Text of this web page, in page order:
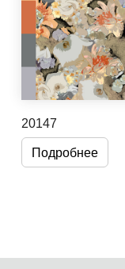
20147
Подробнее